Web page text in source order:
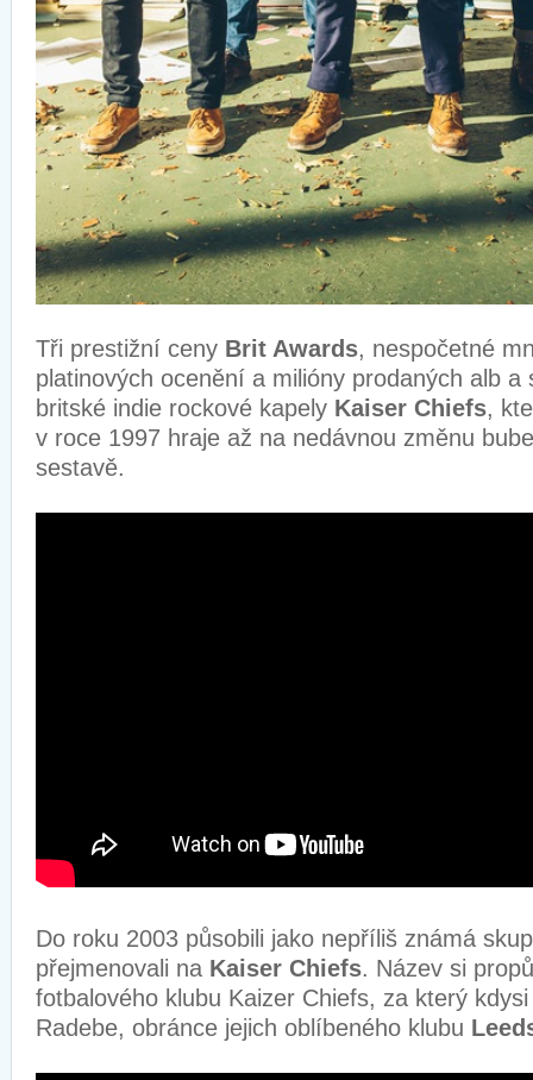
Tři prestižní ceny Brit Awards, nespočetné
platinových ocenění a milióny prodaných alb a
britské indie rockové kapely Kaiser Chiefs,
v roce 1997 hraje až na nedávnou změnu
sestavě.
Do roku 2003 působili jako nepříliš známá
přejmenovali na Kaiser Chiefs. Název si
fotbalového klubu Kaizer Chiefs, za který
Radebe, obránce jejich oblíbeného klubu